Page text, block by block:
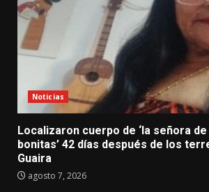
Noticias
Localizaron cuerpo de ‘la señora
bonitas’ 42 días después de los
Guaira
agosto 7, 2026